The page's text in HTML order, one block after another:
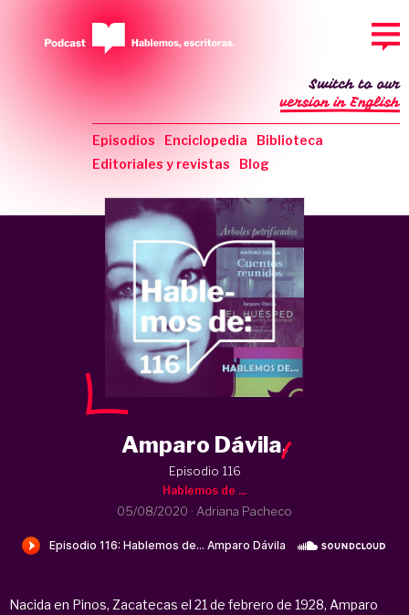
Episodios Enciclopedia
Biblioteca
Editoriales y revistas
Blog
Switch to our
version in English
Amparo Dávila.
Episodio 116
Hablemos de ...
05/08/2020 · Adriana Pacheco
Nacida en Pinos, Zacatecas el 21 de febrero de 1928, Amparo